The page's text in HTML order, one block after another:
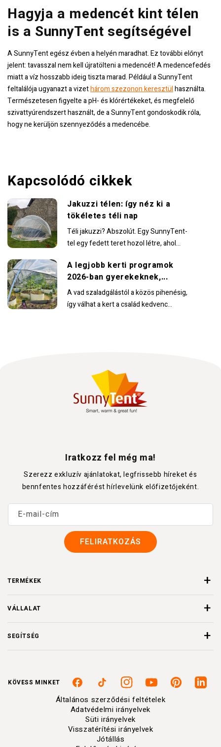
Hagyja a medencét kint télen
is a SunnyTent segítségével
A SunnyTent egész évben a helyén maradhat. Ez további előnyt
jelent: tavasszal nem kell újratölteni a medencét! A medencefedés
miatt a víz hosszabb ideig tiszta marad. Például a SunnyTent
feltalálója ugyanazt a vizethárom szezonon keresztülhasználta.
Természetesen figyelte a pH- és klórértékeket, és megfelelő
szivattyúrendszert használt, de a SunnyTent gondoskodik róla,
hogy ne kerüljön szennyeződés a medencébe.
Kapcsolódó cikkek
Jakuzzi télen: így néz ki a
tökéletes téli nap
Téli jakuzzi? Abszolút. Egy SunnyTent-
tel egy fedett teret hozol létre, ahol
kényelmesen élvezheted a meleg...
A legjobb kerti programok
2026-ban gyerekeknek,...
A vad szaladgálástól a közös pihenésig,
így válhat a kert a család kedvenc
Iratkozz fel még ma!
Szerezz exkluzív ajánlatokat, legfrissebb híreket és
bennfentes hozzáférést hírlevelünk előfizetőjeként.
E-mail-cím
FELIRATKOZÁS
TERMÉKEK
VÁLLALAT
SEGÍTSÉG
KÖVESS MINKET
FacebookTikTok InstagramYouTubePinterest
Általános szerződési feltételek
Adatvédelmi irányelvek
Süti irányelvek
Visszatérítési irányelvek
Jótállás